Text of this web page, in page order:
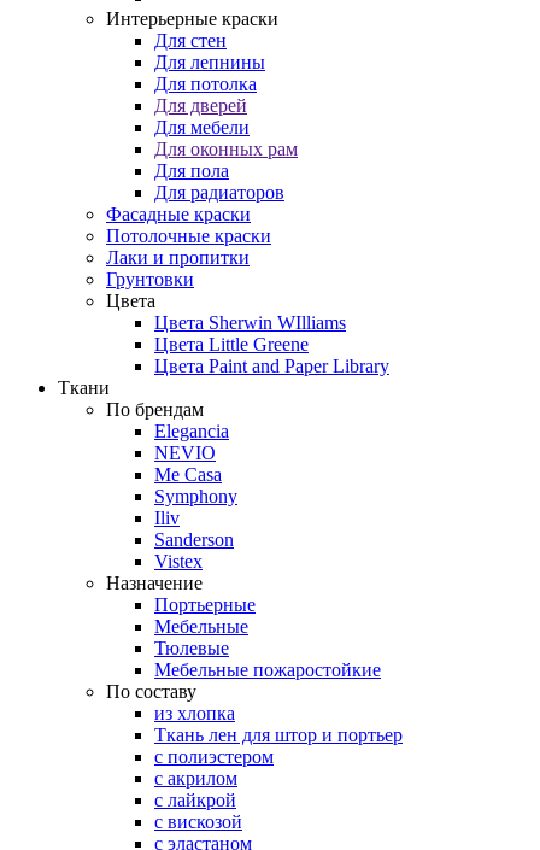
Интерьерные краски
Для стен
Для лепнины
Для потолка
Для дверей
Для мебели
Для оконных рам
Для пола
Для радиаторов
Фасадные краски
Потолочные краски
Лаки и пропитки
Грунтовки
Цвета
Цвета Sherwin WIlliams
Цвета Little Greene
Цвета Paint and Paper Library
Ткани
По брендам
Elegancia
NEVIO
Me Casa
Symphony
Iliv
Sanderson
Vistex
Назначение
Портьерные
Мебельные
Тюлевые
Мебельные пожаростойкие
По составу
из хлопка
Ткань лен для штор и портьер
с полиэстером
с акрилом
с лайкрой
с вискозой
с эластаном